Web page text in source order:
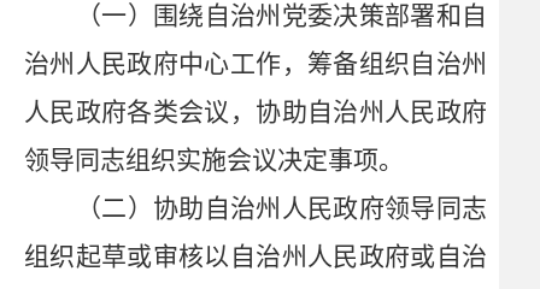
（一）围绕自治州党委决策部署和自
治州人民政府中心工作，筹备组织自治州
人民政府各类会议，协助自治州人民政府
领导同志组织实施会议决定事项。
（二）协助自治州人民政府领导同志
组织起草或审核以自治州人民政府或自治